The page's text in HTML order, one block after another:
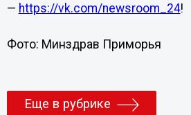
— https://vk.com/newsroom_24!
Фото: Минздрав Приморья
Еще в рубрике